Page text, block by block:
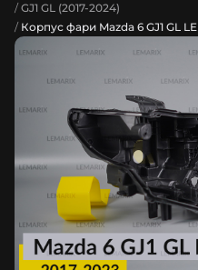
GJ1 GL (2017-2024)
Корпус фари Mazda 6 GJ1 GL